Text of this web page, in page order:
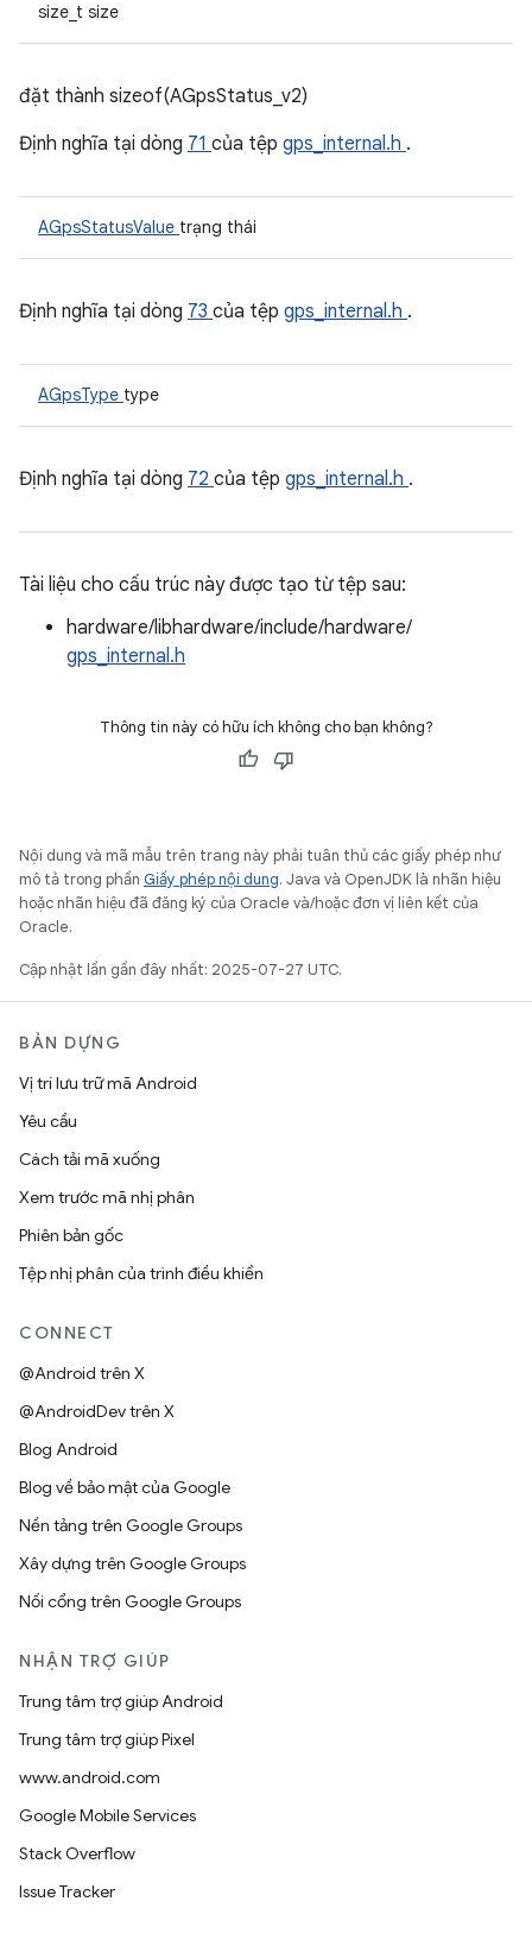
size_t size
đặt thành sizeof(AGpsStatus_v2)
Định nghĩa tại dòng 71 của tệp gps_internal.h .
AGpsStatusValue trạng thái
Định nghĩa tại dòng 73 của tệp gps_internal.h .
AGpsType type
Định nghĩa tại dòng 72 của tệp gps_internal.h .
Tài liệu cho cấu trúc này được tạo từ tệp sau:
hardware/libhardware/include/hardware/
gps_internal.h
Thông tin này có hữu ích không cho bạn không?
Nội dung và mã mẫu trên trang này phải tuân thủ các giấy phép như
mô tả trong phần Giấy phép nội dung. Java và OpenJDK là nhãn hiệu
hoặc nhãn hiệu đã đăng ký của Oracle và/hoặc đơn vị liên kết của
Oracle.
Cập nhật lần gần đây nhất: 2025-07-27 UTC.
BẢN DỰNG
Vị trí lưu trữ mã Android
Yêu cầu
Cách tải mã xuống
Xem trước mã nhị phân
Phiên bản gốc
Tệp nhị phân của trình điều khiển
CONNECT
@Android trên X
@AndroidDev trên X
Blog Android
Blog về bảo mật của Google
Nền tảng trên Google Groups
Xây dựng trên Google Groups
Nối cổng trên Google Groups
NHẬN TRỢ GIÚP
Trung tâm trợ giúp Android
Trung tâm trợ giúp Pixel
www.android.com
Google Mobile Services
Stack Overflow
Issue Tracker